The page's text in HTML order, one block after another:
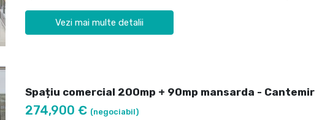
Vezi mai multe detalii
Spațiu comercial 200mp + 90mp mansarda - Cantemir
274,900 € (negociabil)